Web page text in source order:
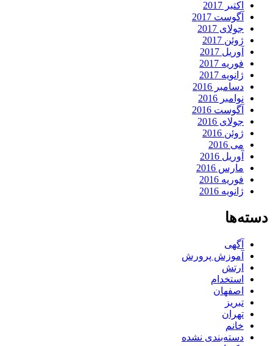
اکتبر 2017
آگوست 2017
جولای 2017
ژوئن 2017
آوریل 2017
فوریه 2017
ژانویه 2017
دسامبر 2016
نوامبر 2016
آگوست 2016
جولای 2016
ژوئن 2016
می 2016
آوریل 2016
مارس 2016
فوریه 2016
ژانویه 2016
دسته‌ها
آگهی
آموزش پرورش
ارتش
استخدام
اصفهان
تبریز
تهران
خانم
دسته‌بندی نشده